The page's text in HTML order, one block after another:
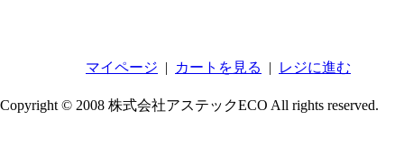
マイページ | カートを見る | レジに進む
Copyright © 2008 株式会社アステックECO All rights reserved.